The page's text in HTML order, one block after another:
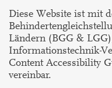
Diese Website ist mit
Ländern (BGG &
Informationstechnik-
Content Accessibility
vereinbar.